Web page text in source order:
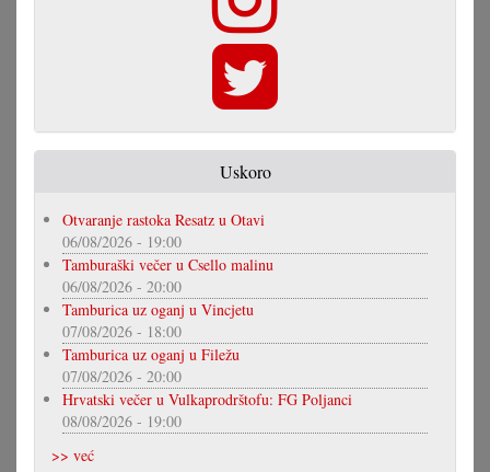
Uskoro
Otvaranje rastoka Resatz u Otavi
06/08/2026 - 19:00
Tamburaški večer u Csello malinu
06/08/2026 - 20:00
Tamburica uz oganj u Vincjetu
07/08/2026 - 18:00
Tamburica uz oganj u Filežu
07/08/2026 - 20:00
Hrvatski večer u Vulkaprodrštofu: FG Poljanci
08/08/2026 - 19:00
>> već